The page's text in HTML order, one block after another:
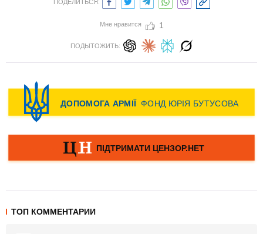
ПОДЕЛИТЬСЯ:
Мне нравится 1
ПОДЫТОЖИТЬ:
ТОП КОММЕНТАРИИ